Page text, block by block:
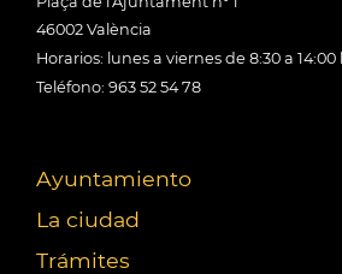
46002 València
Horarios: lunes a viernes de 8:30 a 14:00
Teléfono: 963 52 54 78
Ayuntamiento
La ciudad
Trámites